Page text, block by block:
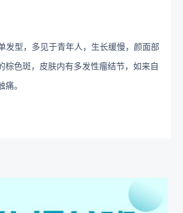
发型，多见于青年人，生长缓慢，颜面部
棕色斑，皮肤内有多发性瘤结节，如来自
痛。